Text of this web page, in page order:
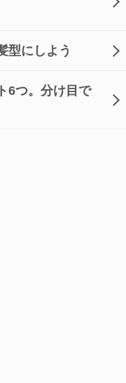
型にしよう
6つ。分け目で